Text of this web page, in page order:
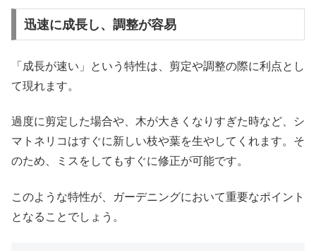
迅速に成長し、調整が容易
「成長が速い」という特性は、剪定や調整の際に利点とし
て現れます。
過度に剪定した場合や、木が大きくなりすぎた時など、シ
マトネリコはすぐに新しい枝や葉を生やしてくれます。そ
のため、ミスをしてもすぐに修正が可能です。
このような特性が、ガーデニングにおいて重要なポイント
となることでしょう。